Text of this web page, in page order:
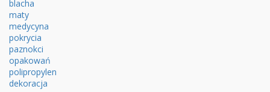
blacha
maty
medycyna
pokrycia
paznokci
opakowań
polipropylen
dekoracja